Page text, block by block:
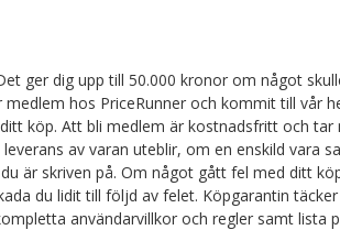
ger dig upp till 50.000 kronor om något
hos PriceRunner och kommit till
köp. Att bli medlem är kostnadsfritt och tar
av varan uteblir, om en enskild vara
är skriven på. Om något gått fel med ditt
du lidit till följd av felet. Köpgarantin
användarvillkor och regler samt lista